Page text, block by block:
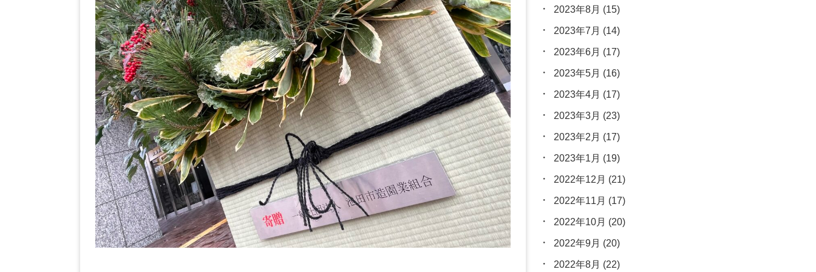
2023年8月 (15)
2023年7月 (14)
2023年6月 (17)
2023年5月 (16)
2023年4月 (17)
2023年3月 (23)
2023年2月 (17)
2023年1月 (19)
2022年12月 (21)
2022年11月 (17)
2022年10月 (20)
2022年9月 (20)
2022年8月 (22)